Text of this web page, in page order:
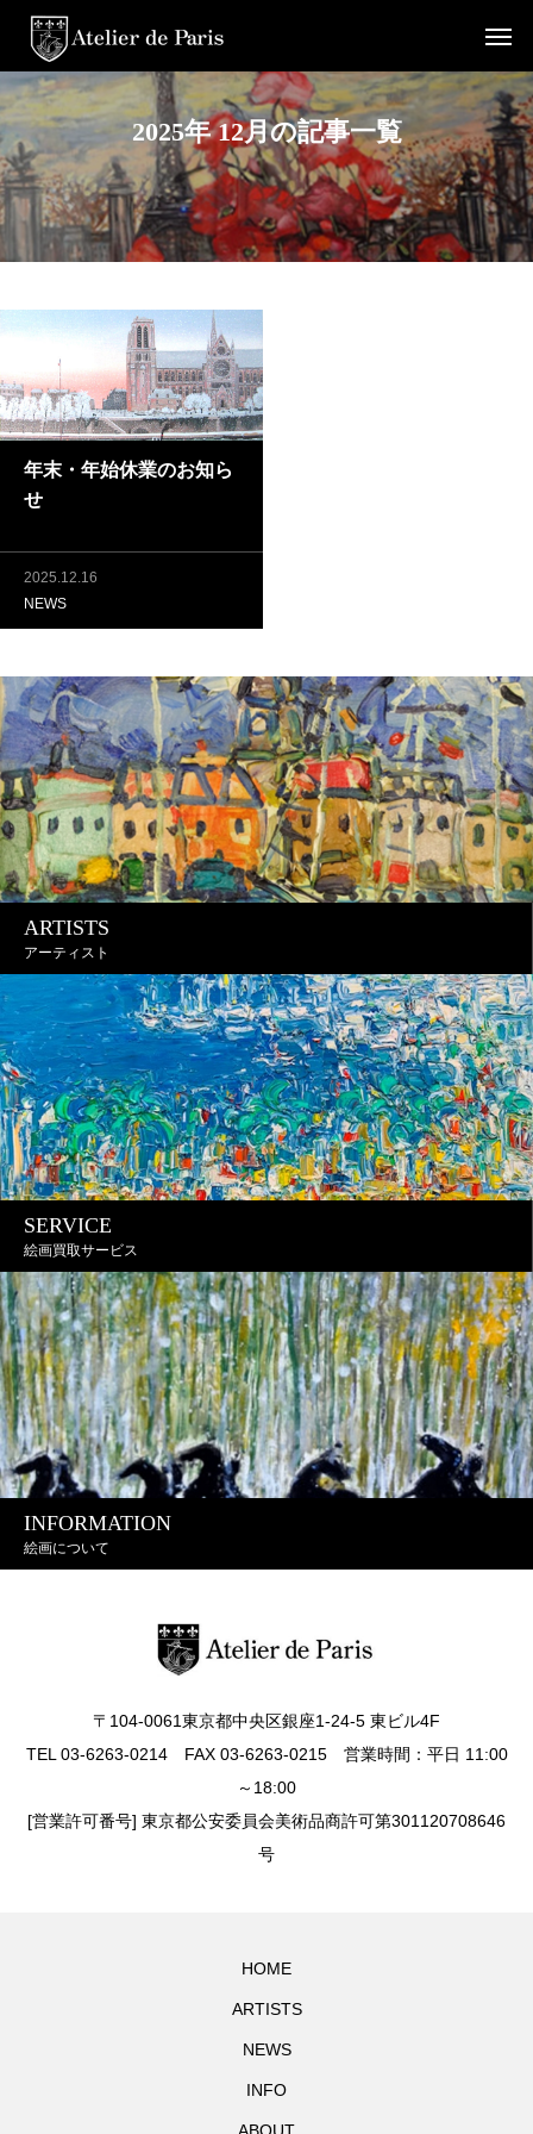
2025年 12月の記事一覧
年末・年始休業のお知ら
せ
2025.12.16
NEWS
ARTISTS
アーティスト
SERVICE
絵画買取サービス
INFORMATION
絵画について
〒104-0061東京都中央区銀座1-24-5 東ビル4F
TEL 03-6263-0214 FAX 03-6263-0215 営業時間：平日 11:00
～18:00
[営業許可番号] 東京都公安委員会美術品商許可第301120708646
号
HOME
ARTISTS
NEWS
INFO